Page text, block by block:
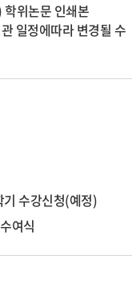
위논문 인쇄본
일정에따라 변경될 수
수강신청(예정)
여식